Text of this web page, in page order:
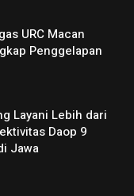
URC Macan
Penggelapan
Layani Lebih dari
Daop 9
Jawa